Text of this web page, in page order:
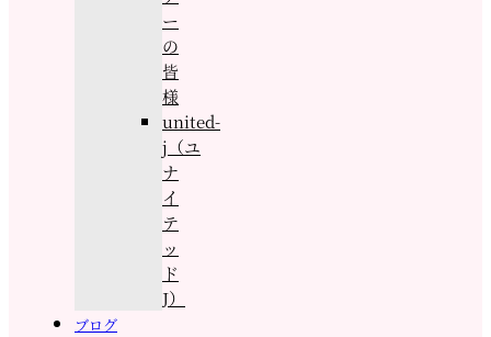
ー
の
皆
様
united-
j（ユ
ナ
イ
テ
ッ
ド
J）
ブログ